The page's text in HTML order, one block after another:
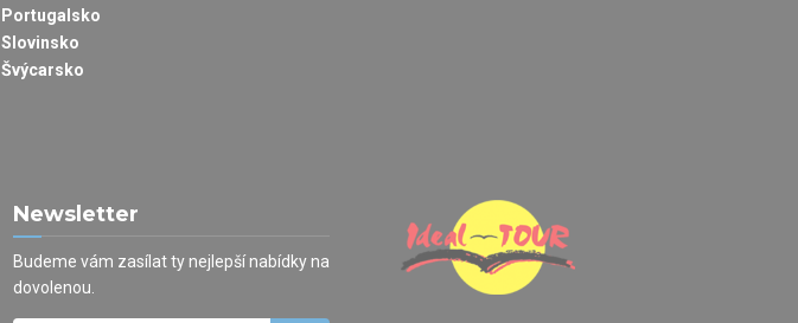
Portugalsko
Slovinsko
Švýcarsko
Newsletter
Budeme vám zasílat ty nejlepší nabídky na
dovolenou.